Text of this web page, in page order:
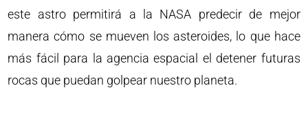
este astro permitirá a la NASA predecir de mejor
manera cómo se mueven los asteroides, lo que hace
más fácil para la agencia espacial el detener futuras
rocas que puedan golpear nuestro planeta.